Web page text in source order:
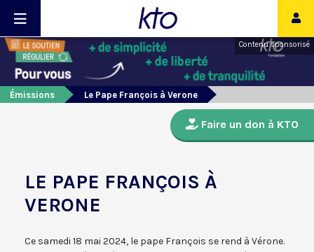
Contenu sponsorisé
Émissions Le Pape François à Verone
Faire un don à KTO
LE PAPE FRANÇOIS À
VERONE
Ce samedi 18 mai 2024, le pape François se rend à Vérone.